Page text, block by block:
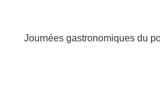
Journées gastronomiques du